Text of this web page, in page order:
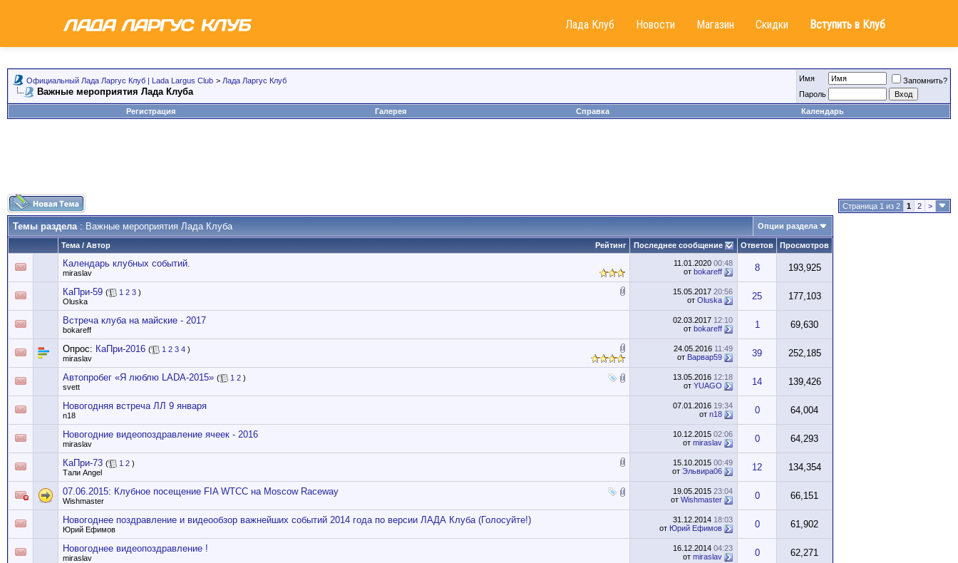
Лада Клуб Новости Магазин Скидки Вступить в Клуб
Официальный Лада Ларгус Клуб | Lada Largus Club > Лада Ларгус Клуб
Важные мероприятия Лада Клуба
Имя
Запомнить?
Пароль
Регистрация
Галерея Справка Календарь
Страница 1 из 2 1 2 >
Темы раздела: Важные мероприятия Лада Клуба Опции раздела
Рейтинг
Тема / Автор Последнее сообщение Ответов Просмотров
Календарь клубных событий.
miraslav
11.01.2020 00:48
от bokareff 8 193,925
КаПри-59 ( 1 2 3 )
Oluska
15.05.2017 20:56
от Oluska 25 177,103
Встреча клуба на майские - 2017
bokareff
02.03.2017 12:10
от bokareff 1 69,630
Опрос: КаПри-2016 ( 1 2 3 4 )
miraslav
24.05.2016 11:49
от Варвар59 39 252,185
Автопробег «Я люблю LADA-2015» ( 1 2 )
svett
13.05.2016 12:18
от YUAGO 14 139,426
Новогодняя встреча ЛЛ 9 января
n18
07.01.2016 19:34
от n18 0 64,004
Новогодние видеопоздравление ячеек - 2016
miraslav
10.12.2015 02:06
от miraslav 0 64,293
КаПри-73 ( 1 2 )
Тали Angel
15.10.2015 00:49
от Эльвира06 12 134,354
07.06.2015: Клубное посещение FIA WTCC на Moscow Raceway
Wishmaster
19.05.2015 23:04
от Wishmaster 0 66,151
Новогоднее поздравление и видеообзор важнейших событий 2014 года по версии ЛАДА Клуба (Голосуйте!)
Юрий Ефимов
31.12.2014 18:03
от Юрий Ефимов 0 61,902
Новогоднее видеопоздравление !
miraslav
16.12.2014 04:23
от miraslav 0 62,271